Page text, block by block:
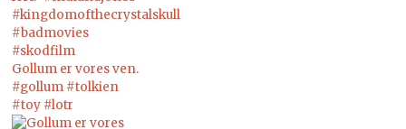
Gollum er vores ven.
#gollum #tolkien
#toy #lotr